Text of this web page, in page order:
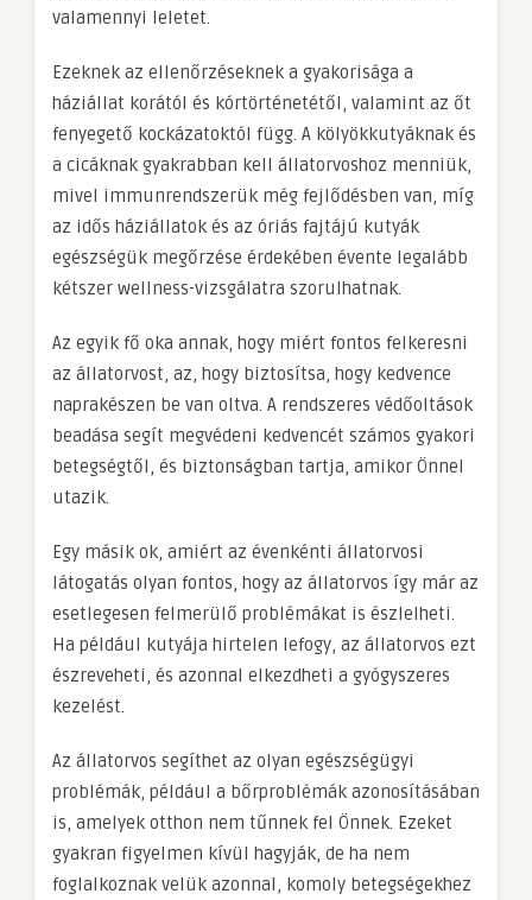
valamennyi leletet.
Ezeknek az ellenőrzéseknek a gyakorisága a
háziállat korától és kórtörténetétől, valamint az őt
fenyegető kockázatoktól függ. A kölyökkutyáknak és
a cicáknak gyakrabban kell állatorvoshoz menniük,
mivel immunrendszerük még fejlődésben van, míg
az idős háziállatok és az óriás fajtájú kutyák
egészségük megőrzése érdekében évente legalább
kétszer wellness-vizsgálatra szorulhatnak.
Az egyik fő oka annak, hogy miért fontos felkeresni
az állatorvost, az, hogy biztosítsa, hogy kedvence
naprakészen be van oltva. A rendszeres védőoltások
beadása segít megvédeni kedvencét számos gyakori
betegségtől, és biztonságban tartja, amikor Önnel
utazik.
Egy másik ok, amiért az évenkénti állatorvosi
látogatás olyan fontos, hogy az állatorvos így már az
esetlegesen felmerülő problémákat is észlelheti.
Ha például kutyája hirtelen lefogy, az állatorvos ezt
észreveheti, és azonnal elkezdheti a gyógyszeres
kezelést.
Az állatorvos segíthet az olyan egészségügyi
problémák, például a bőrproblémák azonosításában
is, amelyek otthon nem tűnnek fel Önnek. Ezeket
gyakran figyelmen kívül hagyják, de ha nem
foglalkoznak velük azonnal, komoly betegségekhez